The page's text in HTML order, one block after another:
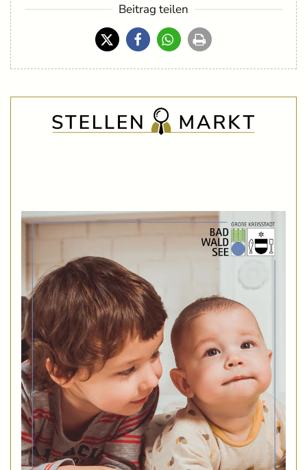
Beitrag teilen